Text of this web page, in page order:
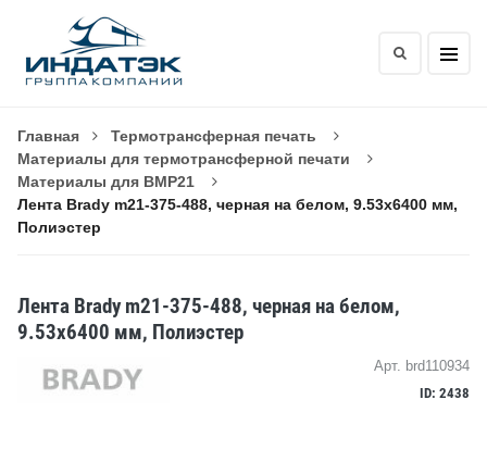
Главная
Термотрансферная печать
Материалы для термотрансферной печати
Материалы для BMP21
Лента Brady m21-375-488, черная на белом, 9.53x6400 мм,
Полиэстер
Лента Brady m21-375-488, черная на белом,
9.53x6400 мм, Полиэстер
Арт. brd110934
ID: 2438